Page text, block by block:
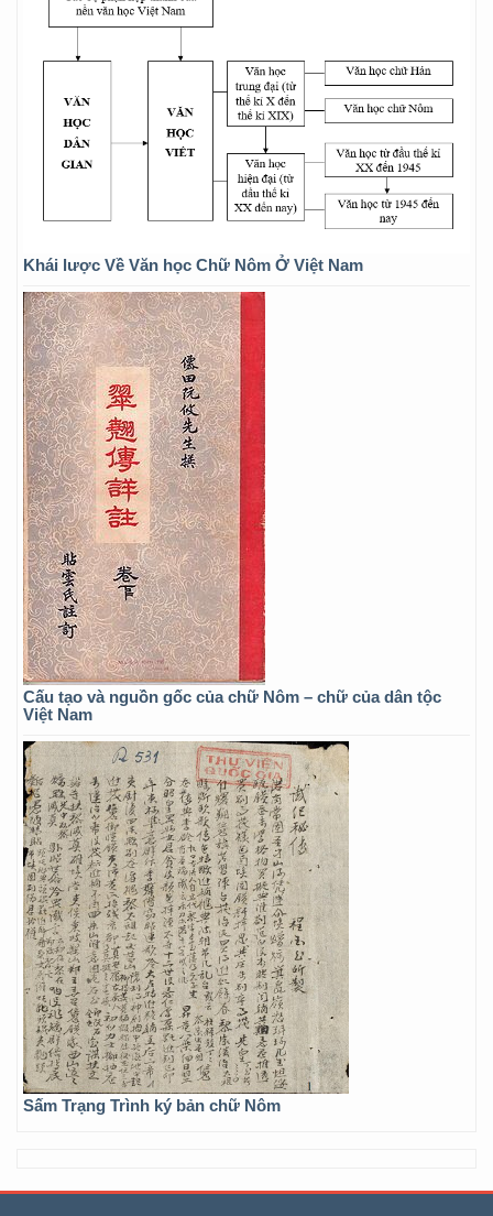
Khái lược Về Văn học Chữ Nôm Ở Việt Nam
Cấu tạo và nguồn gốc của chữ Nôm – chữ của dân tộc
Việt Nam
Sấm Trạng Trình ký bản chữ Nôm